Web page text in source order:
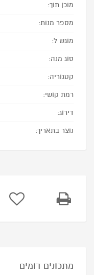
מוכן תוך:
מספר מנות:
מוגש ל:
סוג מנה:
קטגוריה:
רמת קושי:
דירוג:
נוצר בתאריך:
מתכונים דומים